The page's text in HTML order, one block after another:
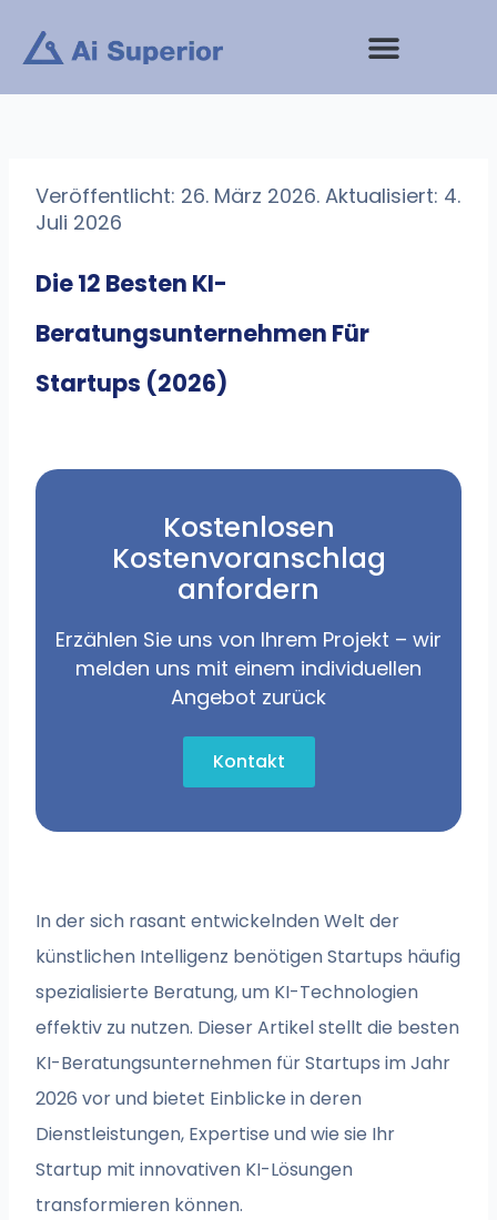
Inhalt
springen
Veröffentlicht: 26. März 2026. Aktualisiert: 4.
Juli 2026
Die 12 Besten KI-
Beratungsunternehmen Für
Startups (2026)
Kostenlosen
Kostenvoranschlag
anfordern
Erzählen Sie uns von Ihrem Projekt – wir
melden uns mit einem individuellen
Angebot zurück
Kontakt
In der sich rasant entwickelnden Welt der
künstlichen Intelligenz benötigen Startups häufig
spezialisierte Beratung, um KI-Technologien
effektiv zu nutzen. Dieser Artikel stellt die besten
KI-Beratungsunternehmen für Startups im Jahr
2026 vor und bietet Einblicke in deren
Dienstleistungen, Expertise und wie sie Ihr
Startup mit innovativen KI-Lösungen
transformieren können.